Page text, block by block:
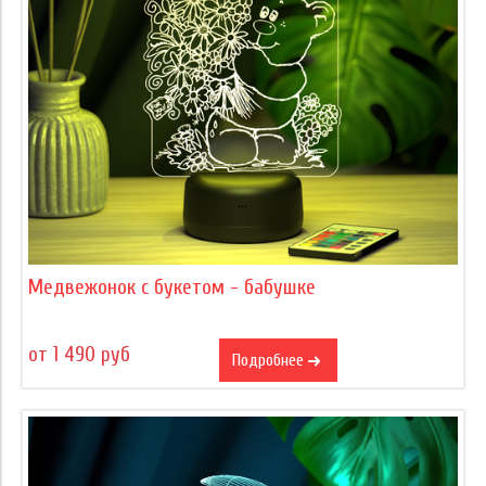
Медвежонок с букетом - бабушке
от 1 490 руб Подробнее